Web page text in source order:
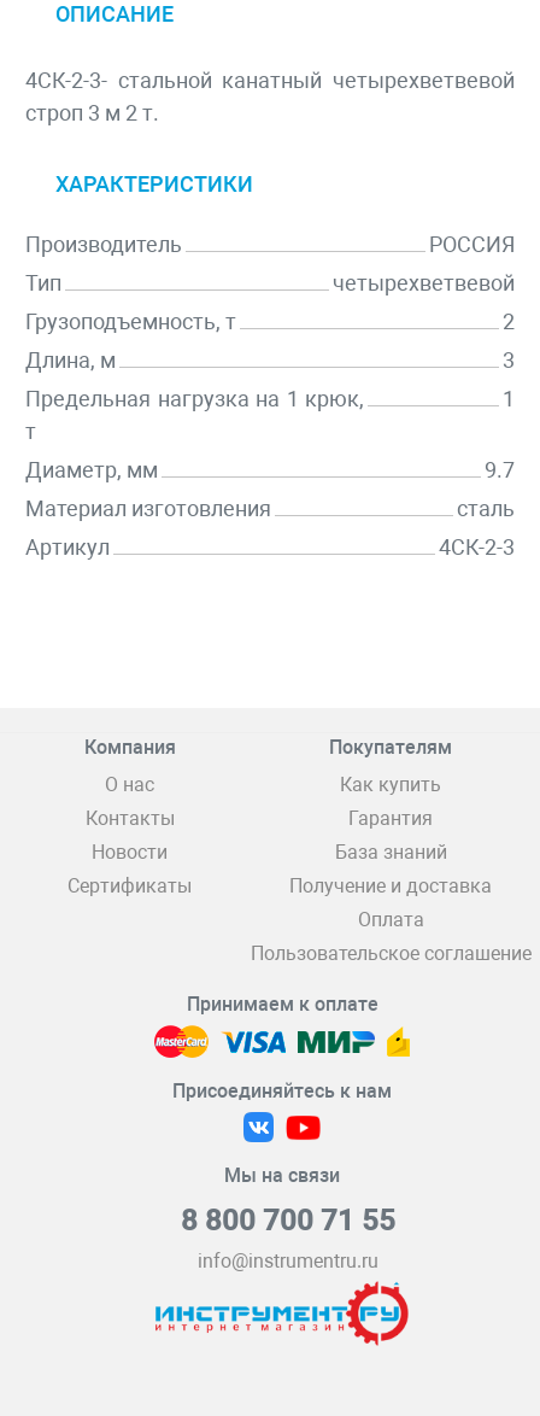
ОПИСАНИЕ
4СК-2-3- стальной канатный четырехветвевой
строп 3 м 2 т.
ХАРАКТЕРИСТИКИ
Производитель
РОССИЯ
Тип
четырехветвевой
Грузоподъемность, т
2
Длина, м
3
Предельная нагрузка на 1 крюк,
т
1
Диаметр, мм
9.7
Материал изготовления
сталь
Артикул
4СК-2-3
Компания
О нас
Контакты
Новости
Сертификаты
Покупателям
Как купить
Гарантия
База знаний
Получение и доставка
Оплата
Пользовательское соглашение
Принимаем к оплате
Присоединяйтесь к нам
Мы на связи
8 800 700 71 55
info@instrumentru.ru